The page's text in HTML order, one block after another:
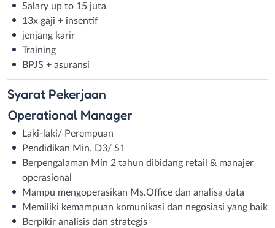
Salary up to 15 juta
13x gaji + insentif
jenjang karir
Training
BPJS + asuransi
Syarat Pekerjaan
Operational Manager
Laki-laki/ Perempuan
Pendidikan Min. D3/ S1
Berpengalaman Min 2 tahun dibidang retail & manajer
operasional
Mampu mengoperasikan Ms.Office dan analisa data
Memiliki kemampuan komunikasi dan negosiasi yang baik
Berpikir analisis dan strategis